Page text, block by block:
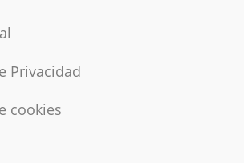
Privacidad
cookies